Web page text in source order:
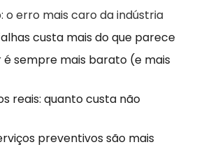
o erro mais caro da indústria
custa mais do que parece
é sempre mais barato (e mais
reais: quanto custa não
preventivos são mais